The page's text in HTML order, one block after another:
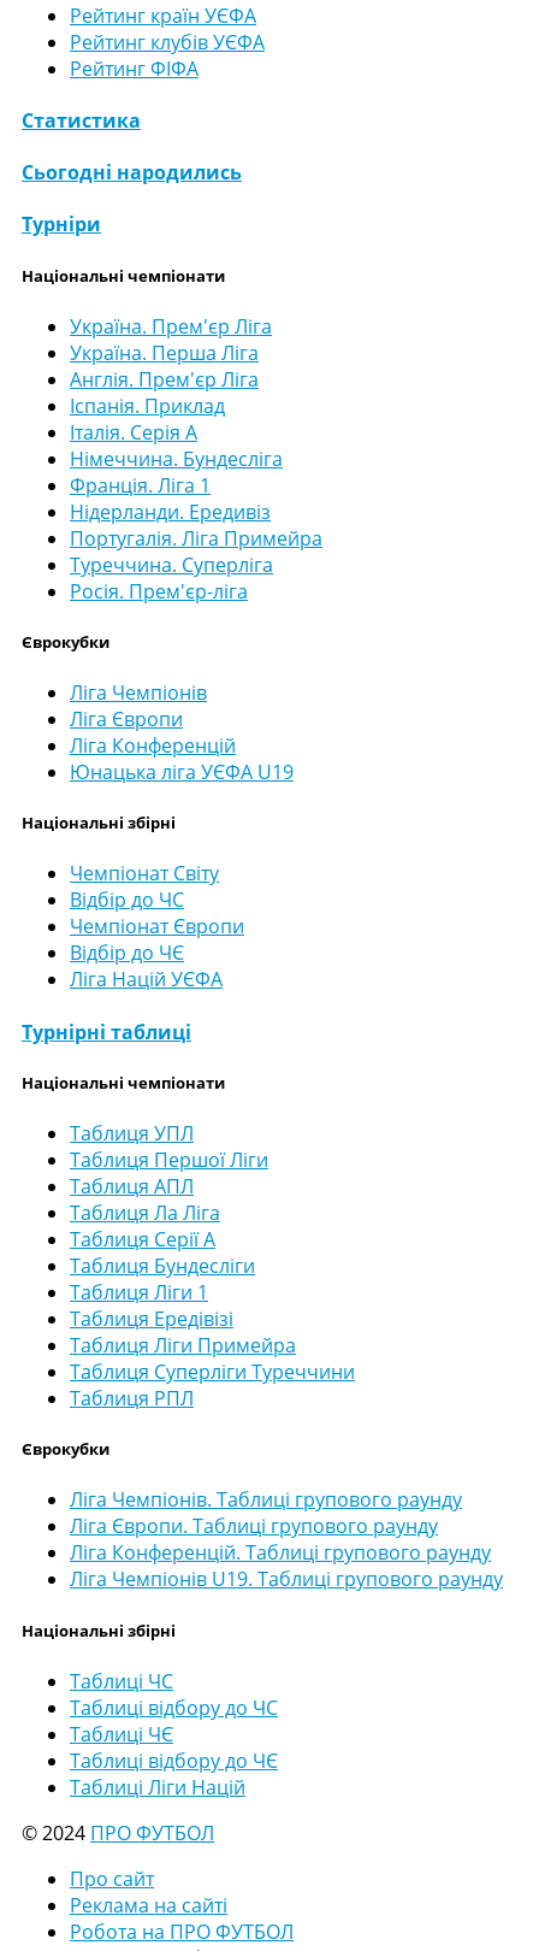
Рейтинг країн УЄФА
Рейтинг клубів УЄФА
Рейтинг ФІФА
Статистика
Сьогодні народились
Турніри
Національні чемпіонати
Україна. Прем'єр Ліга
Україна. Перша Ліга
Англія. Прем'єр Ліга
Іспанія. Приклад
Італія. Серія А
Німеччина. Бундесліга
Франція. Ліга 1
Нідерланди. Ередивіз
Португалія. Ліга Примейра
Туреччина. Суперліга
Росія. Прем'єр-ліга
Єврокубки
Ліга Чемпіонів
Ліга Європи
Ліга Конференцій
Юнацька ліга УЄФА U19
Національні збірні
Чемпіонат Світу
Відбір до ЧС
Чемпіонат Європи
Відбір до ЧЄ
Ліга Націй УЄФА
Турнірні таблиці
Національні чемпіонати
Таблиця УПЛ
Таблиця Першої Ліги
Таблиця АПЛ
Таблиця Ла Ліга
Таблиця Серії А
Таблиця Бундесліги
Таблиця Ліги 1
Таблиця Ередівізі
Таблиця Ліги Примейра
Таблиця Суперліги Туреччини
Таблиця РПЛ
Єврокубки
Ліга Чемпіонів. Таблиці групового раунду
Ліга Європи. Таблиці групового раунду
Ліга Конференцій. Таблиці групового раунду
Ліга Чемпіонів U19. Таблиці групового раунду
Національні збірні
Таблиці ЧС
Таблиці відбору до ЧС
Таблиці ЧЄ
Таблиці відбору до ЧЄ
Таблиці Ліги Націй
© 2024 ПРО ФУТБОЛ
Про сайт
Реклама на сайті
Робота на ПРО ФУТБОЛ